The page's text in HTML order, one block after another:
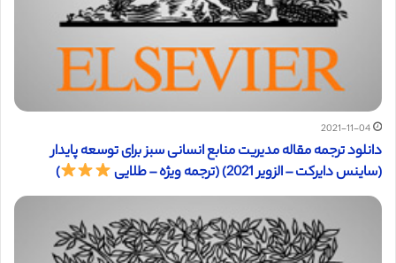
2021-11-04
دانلود ترجمه مقاله مدیریت منابع انسانی سبز برای توسعه پایدار
(ساینس دایرکت – الزویر 2021) (ترجمه ویژه – طلایی
)